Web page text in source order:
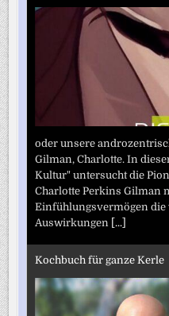
oder unsere
Gilman, Charlotte. In
Kultur" untersucht die
Charlotte Perkins Gilman
Einfühlungsvermögen die
Auswirkungen [...]
Kochbuch für ganze Kerle